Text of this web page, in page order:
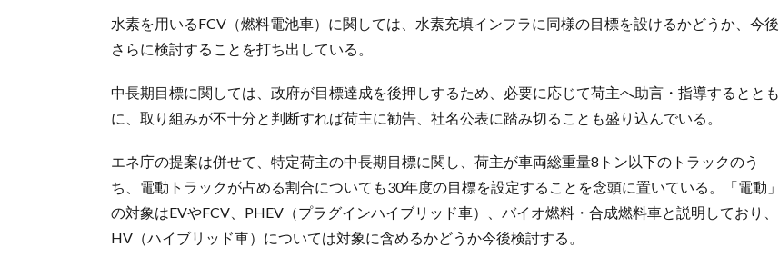
水素を用いるFCV（燃料電池車）に関しては、水素充填インフラに同様の目標を設けるかどうか、今後
さらに検討することを打ち出している。
中長期目標に関しては、政府が目標達成を後押しするため、必要に応じて荷主へ助言・指導するととも
に、取り組みが不十分と判断すれば荷主に勧告、社名公表に踏み切ることも盛り込んでいる。
エネ庁の提案は併せて、特定荷主の中長期目標に関し、荷主が車両総重量8トン以下のトラックのう
ち、電動トラックが占める割合についても30年度の目標を設定することを念頭に置いている。「電動」
の対象はEVやFCV、PHEV（プラグインハイブリッド車）、バイオ燃料・合成燃料車と説明しており、
HV（ハイブリッド車）については対象に含めるかどうか今後検討する。